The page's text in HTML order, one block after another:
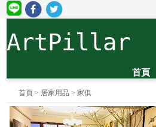
ArtPillar
首頁
首頁 > 居家用品 > 家俱